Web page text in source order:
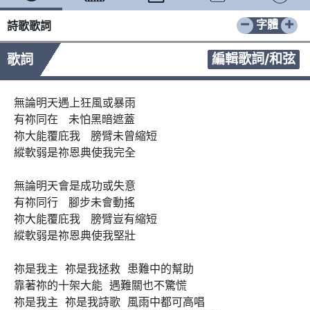
詩歌歌詞 − +
字體
歌詞 編輯歌詞/和弦
無論明天遇上狂風或暴雨
有祢同在   未怕黑暗遮蓋
祢大能覆庇我   膀臂未曾縮短
縱軟弱是祢恩典使我完全
無論明天會是成功或失意
有祢同行   腳步未會動搖
祢大能覆庇我   膀臂豈有縮短
縱軟弱是祢恩典使我堅壯
祢是我主  祢是我拯救  患難中的幫助
靠著祢的十架大能  遇難關也不驚慌
祢是我主  祢是我詩歌  風雨中都可高唱